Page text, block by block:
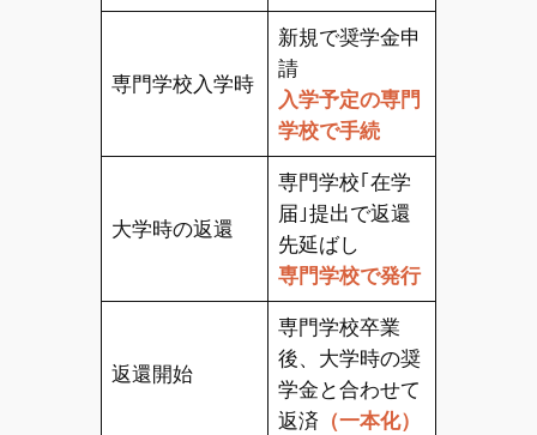
専門学校入学時
新規で奨学金申
請
入学予定の専門
学校で手続
大学時の返還
専門学校｢在学
届｣提出で返還
先延ばし
専門学校で発行
返還開始
専門学校卒業
後、大学時の奨
学金と合わせて
返済 （一本化）